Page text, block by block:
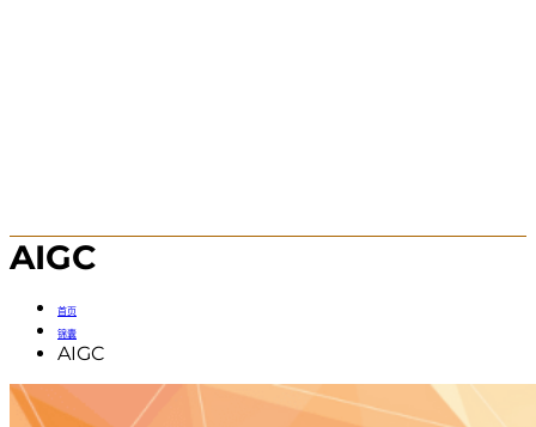
AIGC
首页
锦囊
AIGC